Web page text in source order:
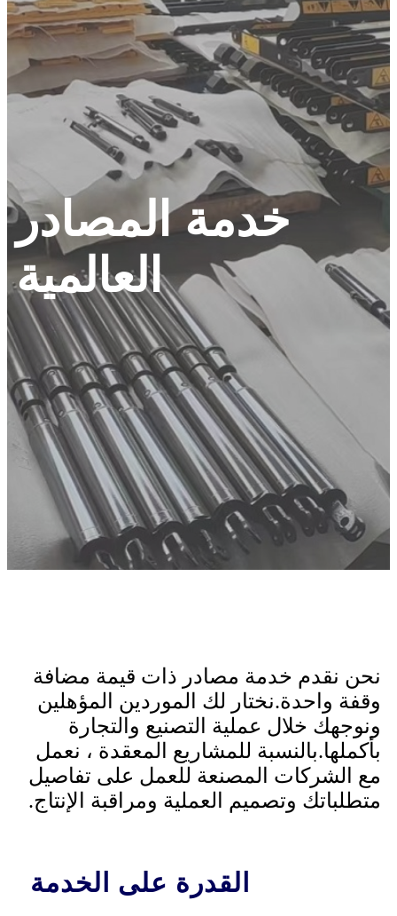
خدمة المصادر
العالمية
نحن نقدم خدمة مصادر ذات قيمة مضافة
وقفة واحدة.نختار لك الموردين المؤهلين
ونوجهك خلال عملية التصنيع والتجارة
بأكملها.بالنسبة للمشاريع المعقدة ، نعمل
مع الشركات المصنعة للعمل على تفاصيل
متطلباتك وتصميم العملية ومراقبة الإنتاج.
القدرة على الخدمة